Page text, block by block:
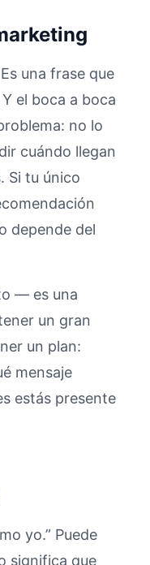
una frase que
el boca a boca
no lo
cuándo llegan
Si tu único
depende del
— es una
un gran
un plan:
mensaje
estás presente
yo.” Puede
significa que